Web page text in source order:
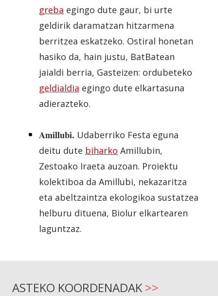
greba egingo dute gaur, bi urte
geldirik daramatzan hitzarmena
berritzea eskatzeko. Ostiral honetan
hasiko da, hain justu, BatBatean
jaialdi berria, Gasteizen: ordubeteko
geldialdia egingo dute elkartasuna
adierazteko.
Amillubi. Udaberriko Festa eguna
deitu dute biharko Amillubin,
Zestoako Iraeta auzoan. Proiektu
kolektiboa da Amillubi, nekazaritza
eta abeltzaintza ekologikoa sustatzea
helburu dituena, Biolur elkartearen
laguntzaz.
ASTEKO KOORDENADAK >>